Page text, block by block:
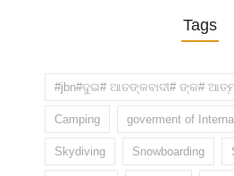
Tags
#jbn#ଦୁଇ# ଆତଙ୍କବାଦୀ# ଙ୍କ#
Camping goverment of
Skydiving Snowboarding